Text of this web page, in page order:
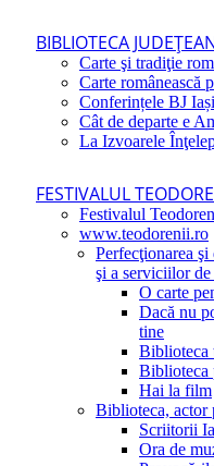
BIBLIOTECA
Carte şi tradiţie
Carte românească
Conferințele BJ Iași
Cât de departe e
La Izvoarele
FESTIVALUL
Festivalul
www.teodorenii.ro
Perfecţionarea
şi a serviciilor
O carte
Dacă nu
tine
Biblioteca
Biblioteca
Hai la film
Biblioteca, actor
Scriitorii
Ora de